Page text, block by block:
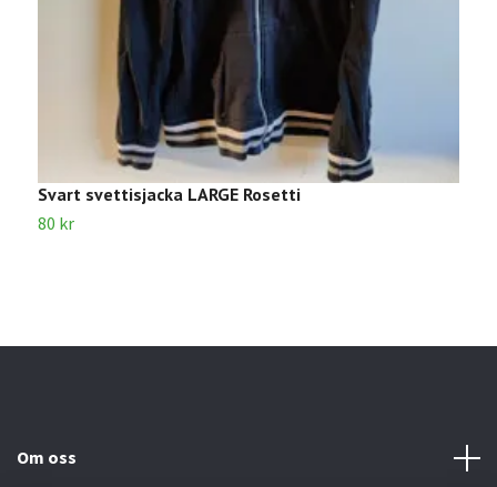
Svart svettisjacka LARGE Rosetti
80 kr
Om oss